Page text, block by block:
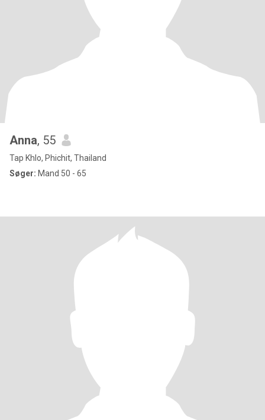
Anna, 55
Tap Khlo, Phichit, Thailand
Søger: Mand 50 - 65